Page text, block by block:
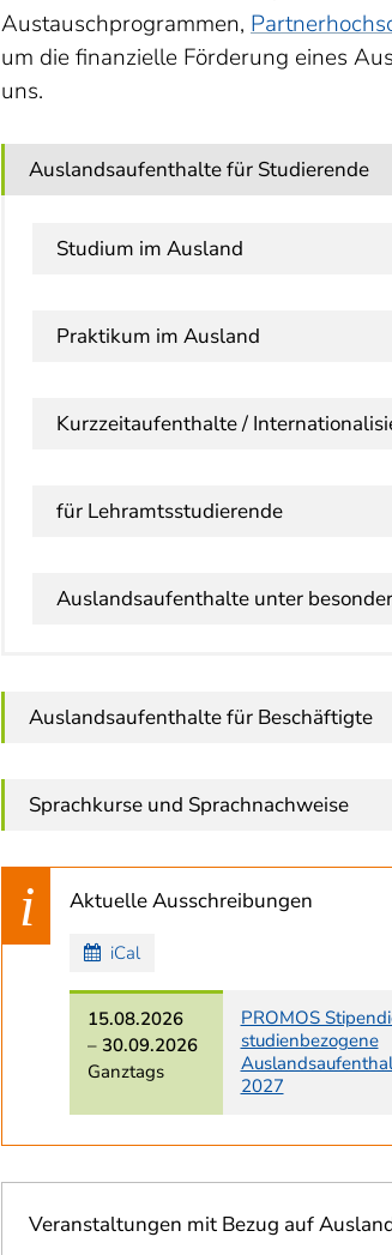
Austauschprogrammen,
um diefinanzielle Förderung eines
uns.
Auslandsaufenthalte für Studierende
Studium im Ausland
Praktikum im Ausland
Kurzzeitaufenthalte /
für Lehramtsstudierende
Auslandsaufenthalte unter
Auslandsaufenthalte für Beschäftigte
Sprachkurse und Sprachnachweise
Aktuelle Ausschreibungen
iCal
15.08.2026
– 30.09.2026
Ganztags
PROMOS
studienbezogene
2027
Veranstaltungen mit Bezug auf